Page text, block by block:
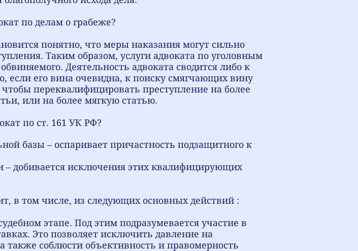
по делам о грабеже?
понятно, что меры наказания могут сильно
Таким образом, услуги адвоката по уголовным
Деятельность адвоката сводится либо к
если его вина очевидна, к поиску смягчающих вину
переквалифицировать преступление на более
или на более мягкую статью.
по ст. 161 УК РФ?
базы – оспаривает причастность подзащитного к
добивается исключения этих квалифицирующих
в том числе, из следующих основных действий :
этапе. Под этим подразумевается участие в
Это позволяет исключить давление на
также соблюсти объективность и правомерность